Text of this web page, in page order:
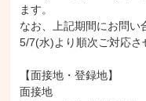
ます。
なお、上記期間にお問い
5/7(水)より順次ご対応さ
【面接地・登録地】
面接地